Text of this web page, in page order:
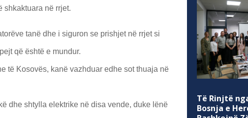
shkaktuara në rrjet.
tanë dhe i siguron se prishjet në rrjet si
që është e mundur.
të Kosovës, kanë vazhduar edhe sot thuaja në
dhe shtylla elektrike në disa vende, duke lënë
Të Rinjtë
Bosnja e